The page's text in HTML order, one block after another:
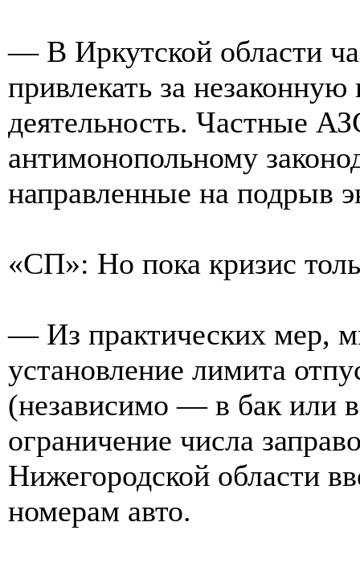
— В Иркутской области
привлекать за
деятельность. Частные
антимонопольному
направленные на подрыв
«СП»: Но пока кризис
— Из практических мер,
установление лимита
(независимо — в бак или
ограничение числа
Нижегородской области
номерам авто.